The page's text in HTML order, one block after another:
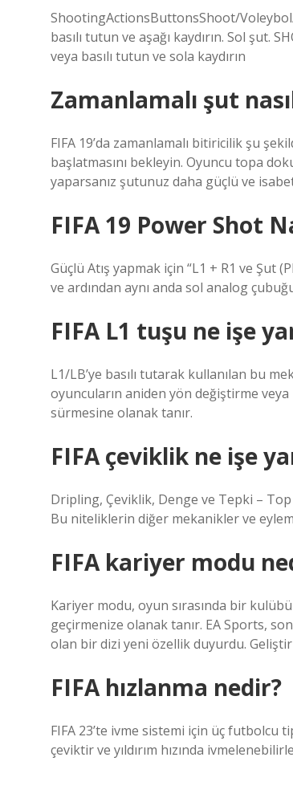
ShootingActionsButtonsShoot/Voleybol/
basılı tutun ve aşağı kaydırın. Sol şut.
veya basılı tutun ve sola kaydırın
Zamanlamalı şut
FIFA 19’da zamanlamalı bitiricilik şu
başlatmasını bekleyin. Oyuncu topa
yaparsanız şutunuz daha güçlü ve
FIFA 19 Power Shot
Güçlü Atış yapmak için “L1 + R1 ve Şut
ve ardından aynı anda sol analog
FIFA L1 tuşu ne işe
L1/LB’ye basılı tutarak kullanılan bu
oyuncuların aniden yön değiştirme veya
sürmesine olanak tanır.
FIFA çeviklik ne işe
Dripling, Çeviklik, Denge ve Tepki –
Bu niteliklerin diğer mekanikler ve
FIFA kariyer modu
Kariyer modu, oyun sırasında bir
geçirmenize olanak tanır. EA Sports,
olan bir dizi yeni özellik duyurdu.
FIFA hızlanma nedir?
FIFA 23’te ivme sistemi için üç futbolcu
çeviktir ve yıldırım hızında